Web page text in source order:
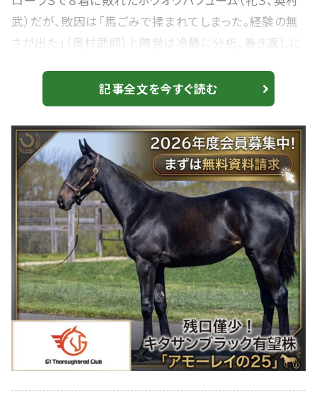
武）だが、敗因は「馬ごみで揉まれてしまった。経験の無
さが出た」（奥村武師）と陣営は冷静に分析。巻き返しに
新パートナー・松岡は「いい馬だよね。動きはもちろん、
気持ちも前向き。２４００メートルという条件も合いそう。
小細工なしの競馬。中団あたりにつけて、ドンと行きます
よ」とヤル気満々だ。
記事全文を今すぐ読む